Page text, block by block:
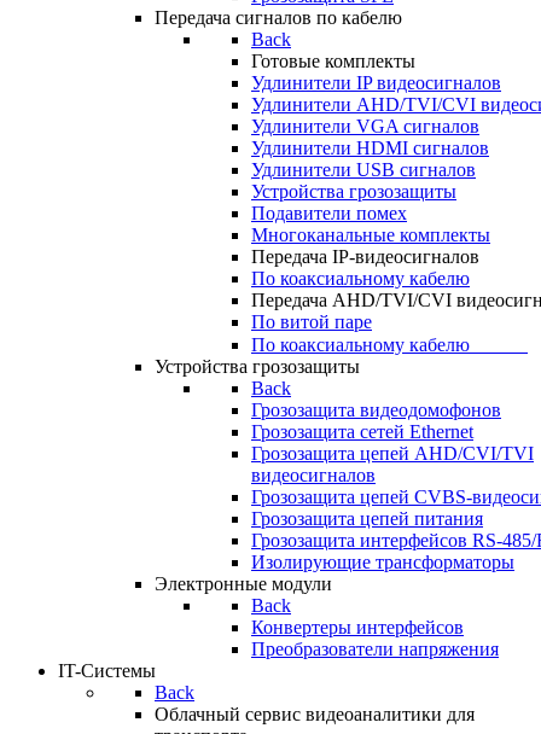
Передача сигналов по кабелю
Back
Готовые комплекты
Удлинители IP видеосигналов
Удлинители AHD/TVI/CVI
Удлинители VGA сигналов
Удлинители HDMI сигналов
Удлинители USB сигналов
Устройства грозозащиты
Подавители помех
Многоканальные комплекты
Передача IP-видеосигналов
По коаксиальному кабелю
Передача AHD/TVI/CVI
По витой паре
По коаксиальному кабелю⠀⠀⠀⠀
Устройства грозозащиты
Back
Грозозащита видеодомофонов
Грозозащита сетей Ethernet
Грозозащита цепей AHD/CVI/TVI
видеосигналов
Грозозащита цепей CVBS-
Грозозащита цепей питания
Грозозащита интерфейсов RS-485/
Изолирующие трансформаторы
Электронные модули
Back
Конвертеры интерфейсов
Преобразователи напряжения
IT-Системы
Back
Облачный сервис видеоаналитики для